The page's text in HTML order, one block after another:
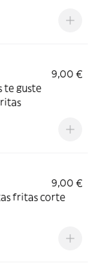
9,00 €
te guste
9,00 €
fritas corte